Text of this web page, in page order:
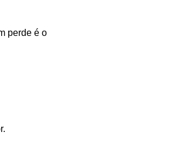
perde é o